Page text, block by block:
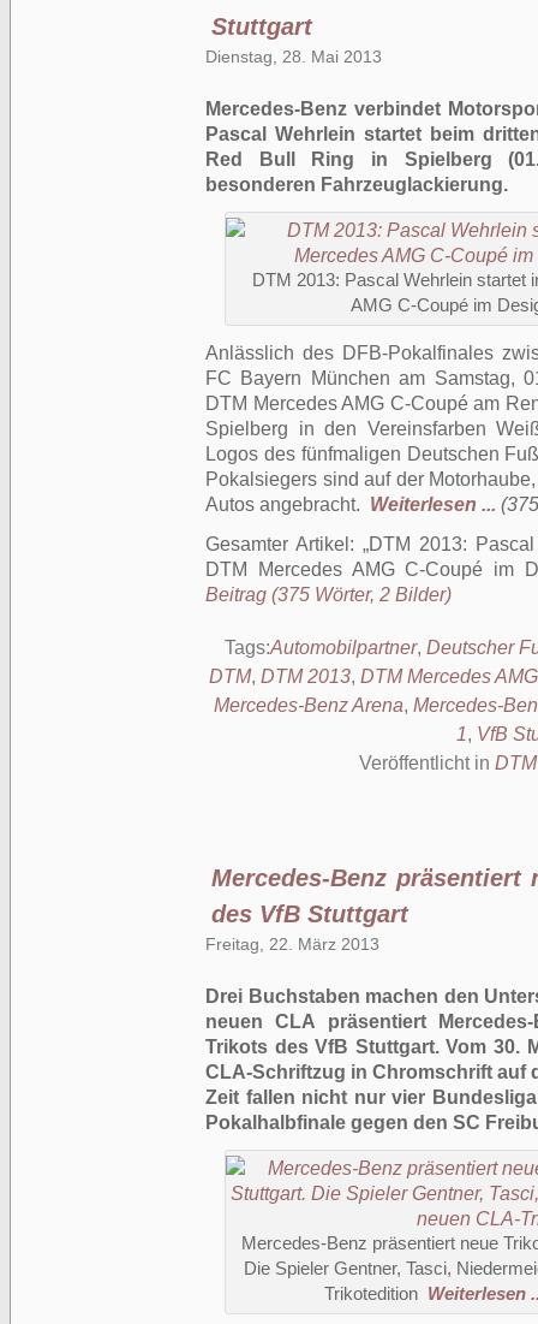
Stuttgart
Dienstag, 28. Mai 2013
Mercedes-Benz verbindet
Pascal Wehrlein startet beim
Red Bull Ring in Spielberg
besonderen Fahrzeuglackierung.
DTM 2013: Pascal Wehrlein
AMG C-Coupé im
Anlässlich des DFB-Pokalfinales
FC Bayern München am Samstag,
DTM Mercedes AMG C-Coupé am
Spielberg in den Vereinsfarben
Logos des fünfmaligen Deutschen
Pokalsiegers sind auf der
Autos angebracht. Weiterlesen ...
Gesamter Artikel: DTM 2013:
DTM Mercedes AMG C-Coupé im
Beitrag (375 Wörter, 2 Bilder)
Tags:Automobilpartner, Deutscher
DTM, DTM 2013, DTM Mercedes
Mercedes-Benz Arena, Mercedes-
1, VfB
Veröffentlicht in DTM
Mercedes-Benz präsentiert
des VfB Stuttgart
Freitag, 22. März 2013
Drei Buchstaben machen den
neuen CLA präsentiert
Trikots des VfB Stuttgart. Vom 30.
CLA-Schriftzug in Chromschrift auf
Zeit fallen nicht nur vier
Pokalhalbfinale gegen den SC
Mercedes-Benz präsentiert neue
Die Spieler Gentner, Tasci,
Trikotedition Weiterlesen